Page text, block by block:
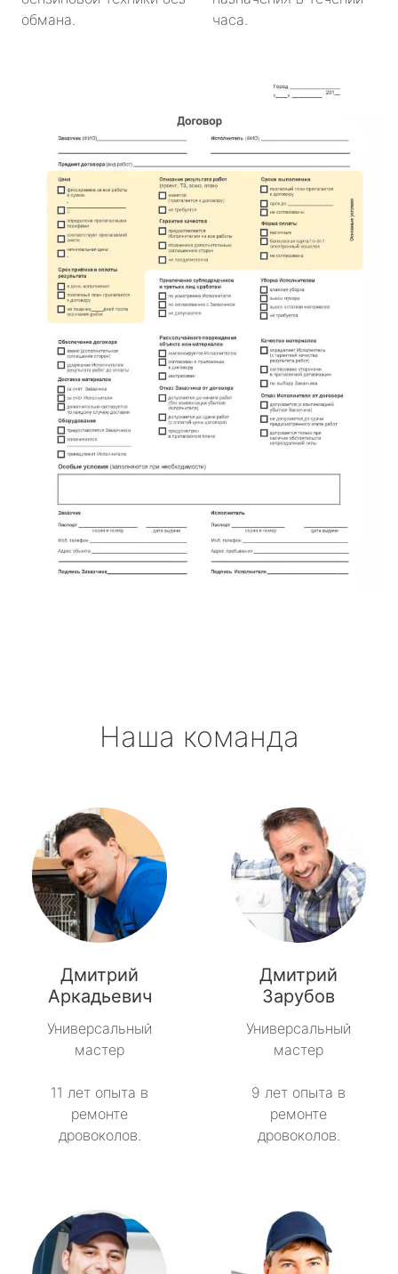
обмана.
часа.
Наша команда
Дмитрий
Аркадьевич
Универсальный
мастер
11 лет опыта в
ремонте
дровоколов.
Дмитрий
Зарубов
Универсальный
мастер
9 лет опыта в
ремонте
дровоколов.